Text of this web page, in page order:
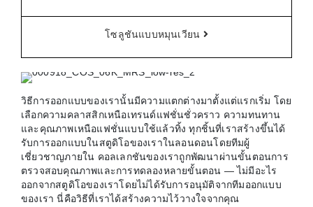
วิธีการออกแบบของเรานั้นมีความแตกต่างมาตั้งแต่แรกเริ่ม โดย
เลือกความคลาสสิกเหนือเทรนด์แฟชั่นชั่วคราว ความทนทาน
และคุณภาพเหนือแฟชั่นแบบใช้แล้วทิ้ง ทุกชิ้นที่เราสร้างขึ้นได้
รับการออกแบบในสตูดิโอของเราในลอนดอนโดยทีมผู้
เชี่ยวชาญภายใน คอลเลกชันของเราถูกพัฒนาผ่านขั้นตอนการ
ตรวจสอบคุณภาพและการทดลองหลายขั้นตอน — ไม่มีอะไร
ออกจากสตูดิโอของเราโดยไม่ได้รับการอนุมัติจากทีมออกแบบ
ของเรา นี่คือวิธีที่เราได้สร้างความไว้วางใจจากคุณ
โซลูชันแบบหมุนเวียน